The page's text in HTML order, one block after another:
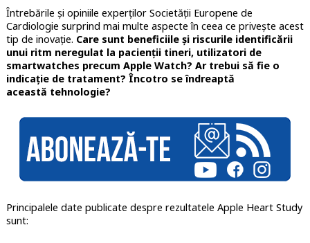
Întrebările și opiniile experților Societății Europene de
Cardiologie surprind mai multe aspecte în ceea ce privește acest
tip de inovație. Care sunt beneficiile și riscurile identificării
unui ritm neregulat la pacienții tineri, utilizatori de
smartwatches precum Apple Watch? Ar trebui să fie o
indicație de tratament? Încotro se îndreaptă
această tehnologie?
Principalele date publicate despre rezultatele Apple Heart Study
sunt: